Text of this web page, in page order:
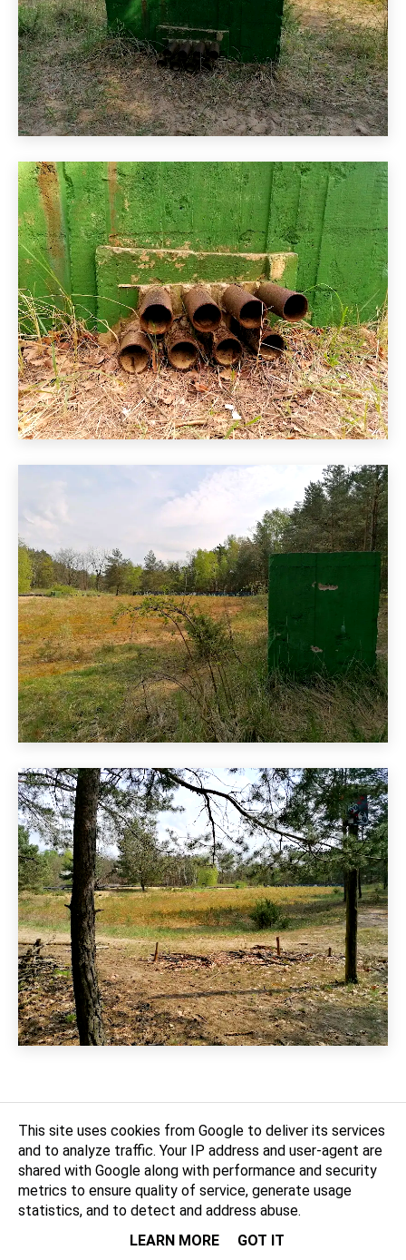
Zobaczarchiwalną panoramęz wyburzonych koszar w
Google Street View:
This site uses cookies from Google to deliver its services
and to analyze traffic. Your IP address and user-agent are
shared with Google along with performance and security
metrics to ensure quality of service, generate usage
statistics, and to detect and address abuse.
LEARN MORE
GOT IT